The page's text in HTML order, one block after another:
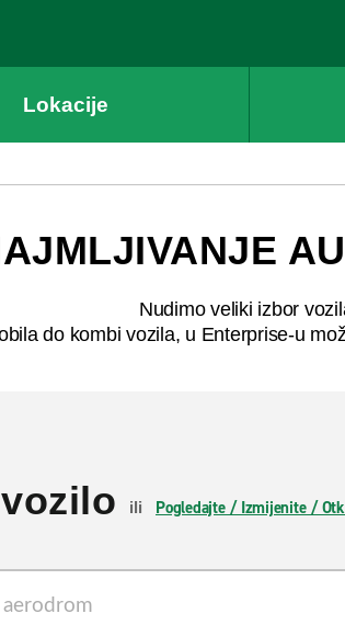
Lokacije
Nudimo veliki izbor
do kombi vozila, u Enterprise-u
ili Pogledajte / Izmijenite /